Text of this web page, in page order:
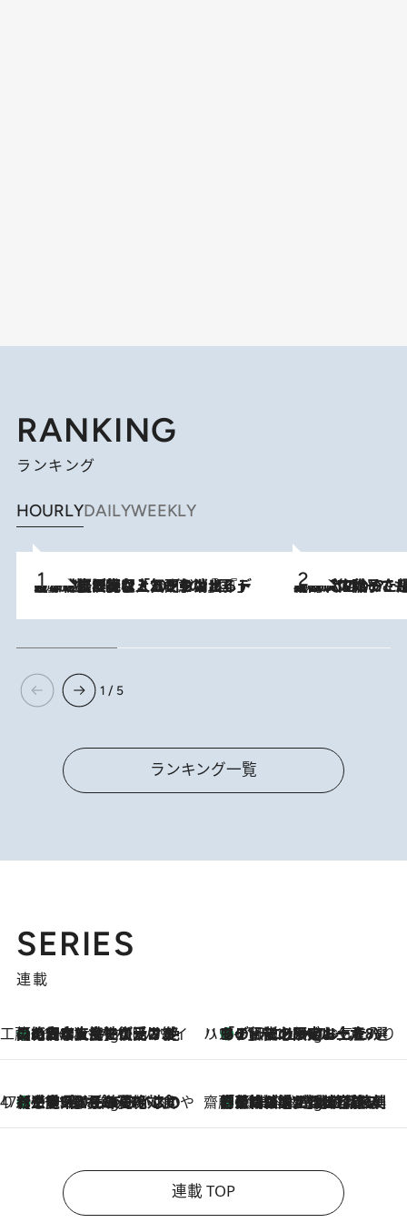
RANKING
ランキング
HOURLYDAILYWEEKLY
2026.8.5
【なぜ吉沢亮は「気配を消せる」のか？】興行収入208億の『国宝』を経て挑むミュージカル『ディア・エヴァン・ハンセン』。トップ俳優が舞台上でさらけ出した“孤独”とは 2026.8.5
【阿川佐和子さんの年とる力】なぜ70代で始めた趣味は“こんなに楽しい”のか？ ピアノ、俳句…スランプに陥っても続けられる“ある秘訣”とは
1 / 5
ランキング一覧
SERIES
連載
工藤まやのおもてなしハワイ
11 Hours Ago
【ハワイ土産】ローカルの絶大な支持で復活！ 絶品の幻クッキー《元ファンの日本人女性が受け継いだ名店》 ハワイ賢者 リサのお気に入りリスト11 Hours Ago
あの伝説の限定トートも！ リニューアルした「ディーン＆デルーカ ハワイ」で必須のお土産8選
47都道府県の手みやげ ひんやりスイーツで夏を満喫
11 Hours Ago
【三重県】この夏絶対食べたい 冷やしておいしいおやつ3選 お餅×アイスの新感覚スイーツ 齋藤 薫 美容脳ルネサンス
11 Hours Ago
「荷物が増えるほど旅ストレスは増す」美容ジャーナリストがたどり着いた最終結論。“化粧品を劇的に減らす”感動の凝縮美容とは
連載 TOP